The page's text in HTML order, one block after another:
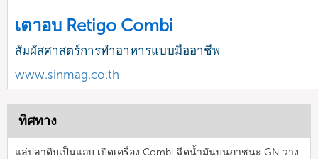
เตาอบ Retigo Combi
สัมผัสศาสตร์การทำอาหารแบบมืออาชีพ
www.sinmag.co.th
ทิศทาง
แล่ปลาดิบเป็นแถบ เปิดเครื่อง Combi ฉีดน้ำมันบนภาชนะ GN วาง